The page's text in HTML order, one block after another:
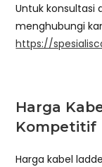
Untuk konsultasi
menghubungi
https://
Harga
Kompetitif
Harga kabel